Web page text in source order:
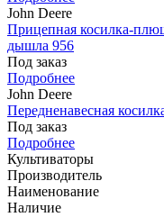
John Deere
Прицепная косилка-
дышла 956
Под заказ
Подробнее
John Deere
Передненавесная
Под заказ
Подробнее
Культиваторы
Производитель
Наименование
Наличие